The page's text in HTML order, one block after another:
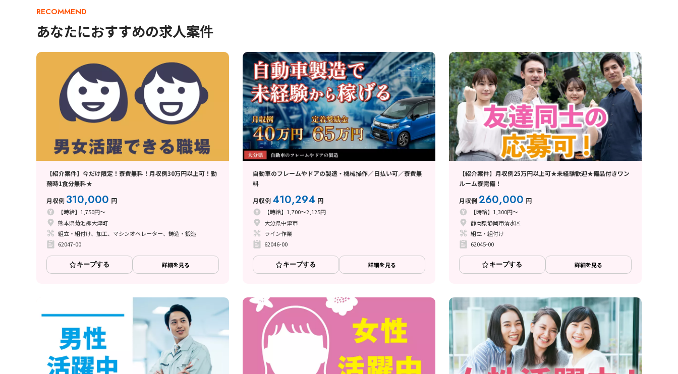
RECOMMEND
あなたにおすすめの求人案件
【紹介案件】今だけ限定！寮費無料！月収例30万円以上可！勤
務時1食分無料★
月収例 310,000 円
【時給】1,750円～
熊本県菊池郡大津町
組立・組付け、加工、マシンオペレーター、鋳造・鍛造
62047-00
キープする 詳細を見る
自動車のフレームやドアの製造・機械操作／日払い可／寮費無
料
月収例 410,294 円
【時給】1,700～2,125円
大分県中津市
ライン作業
62046-00
キープする 詳細を見る
【紹介案件】月収例25万円以上可★未経験歓迎★備品付きワン
ルーム寮完備！
月収例260,000 円
【時給】1,300円～
静岡県静岡市清水区
組立・組付け
62045-00
キープする 詳細を見る